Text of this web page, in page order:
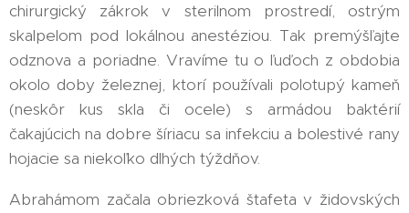
chirurgický zákrok v sterilnom prostredí, ostrým
skalpelom pod lokálnou anestéziou. Tak premýšľajte
odznova a poriadne. Vravíme tu o ľuďoch z obdobia
okolo doby železnej, ktorí používali polotupý kameň
(neskôr kus skla či ocele) s armádou baktérií
čakajúcich na dobre šíriacu sa infekciu a bolestivé rany
hojacie sa niekoľko dlhých týždňov.
Abrahámom začala obriezková štafeta v židovských